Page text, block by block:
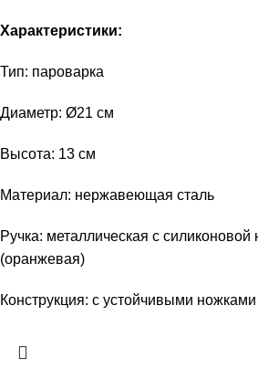
Характеристики:
Тип: пароварка
Диаметр: Ø21 см
Высота: 13 см
Материал: нержавеющая сталь
Ручка: металлическая с силиконовой
(оранжевая)
Конструкция: с устойчивыми ножками